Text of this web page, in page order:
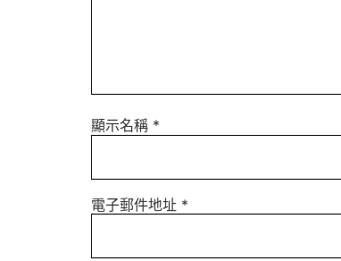
顯示名稱 *
電子郵件地址 *